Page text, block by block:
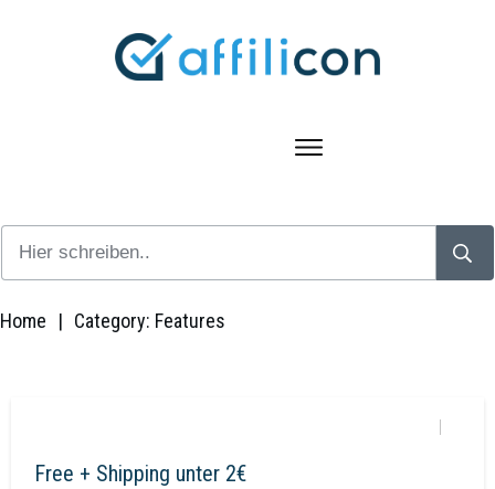
Home | Category: Features
Free + Shipping unter 2€